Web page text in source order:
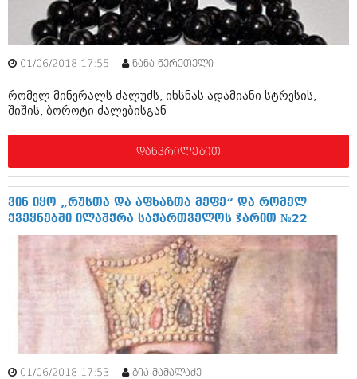
კადრს მიღმა
კულინარია
ავტორჩევები
ბელადები
თემიდას სასწორი
იუმორი
კალეიდოსკოპი
ჰოროსკოპი და შეუცნობელი
კრიმინალი
რომანი და დეტექტივი
ბიზნესსიახლეები
გვარები
თემიდას სასწორი
ჰოროსკოპი და შეუცნობელი
კრიმინალი
რომანი და დეტექტივი
სახალისო ამბები
შოუბიზნესი
დაიჯესტი
ქალი და მამაკაცი
01/06/2018 17:55 ნანა წერეთელი
რომელ მინერალს ძალუძს, იხსნას ადამიანი სტრესის,
შიშის, ბოროტი ძალებისგან
დაწვრილებით
ვინ იყო „რუსთა და აფხაზთა მეფე“ და რომელ
ქვეყნებში ილაშქრა საქართველოს ჯარით №22
01/06/2018 17:53 გია მამალაძე